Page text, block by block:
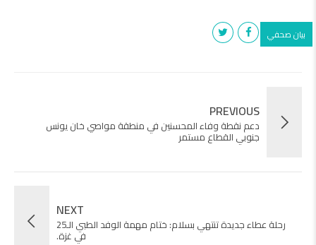
بيان صحفي
PREVIOUS
دعم نقطة وفاء المحسنين في منطقة مواصي خان يونس
جنوبي القطاع مستمر
NEXT
رحلة عطاء جديدة تنتهي بسلام: ختام مهمة الوفد الطبي الـ25
في غزة.